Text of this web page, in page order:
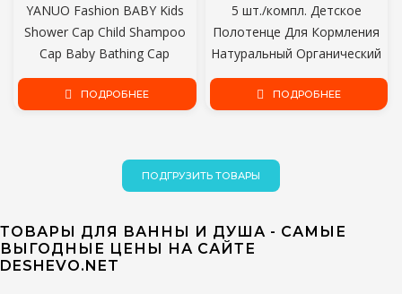
YANUO Fashion BABY Kids
Shower Cap Child Shampoo
Cap Baby Bathing Cap
Adjustable Baby Shampoo Cap
Baby Products Kids Bath Visor
ПОДРОБНЕЕ
5 шт./компл. Детское
Полотенце Для Кормления
Натуральный Органический
Хлопок Детские Мочалки
Слюна Полотенце Для
ПОДРОБНЕЕ
ПОДГРУЗИТЬ ТОВАРЫ
ТОВАРЫ ДЛЯ ВАННЫ И ДУША - САМЫЕ
ВЫГОДНЫЕ ЦЕНЫ НА САЙТЕ
DESHEVO.NET